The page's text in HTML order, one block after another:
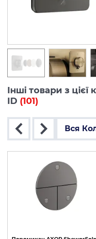
Інші товари з цієї
ID (101)
Вся